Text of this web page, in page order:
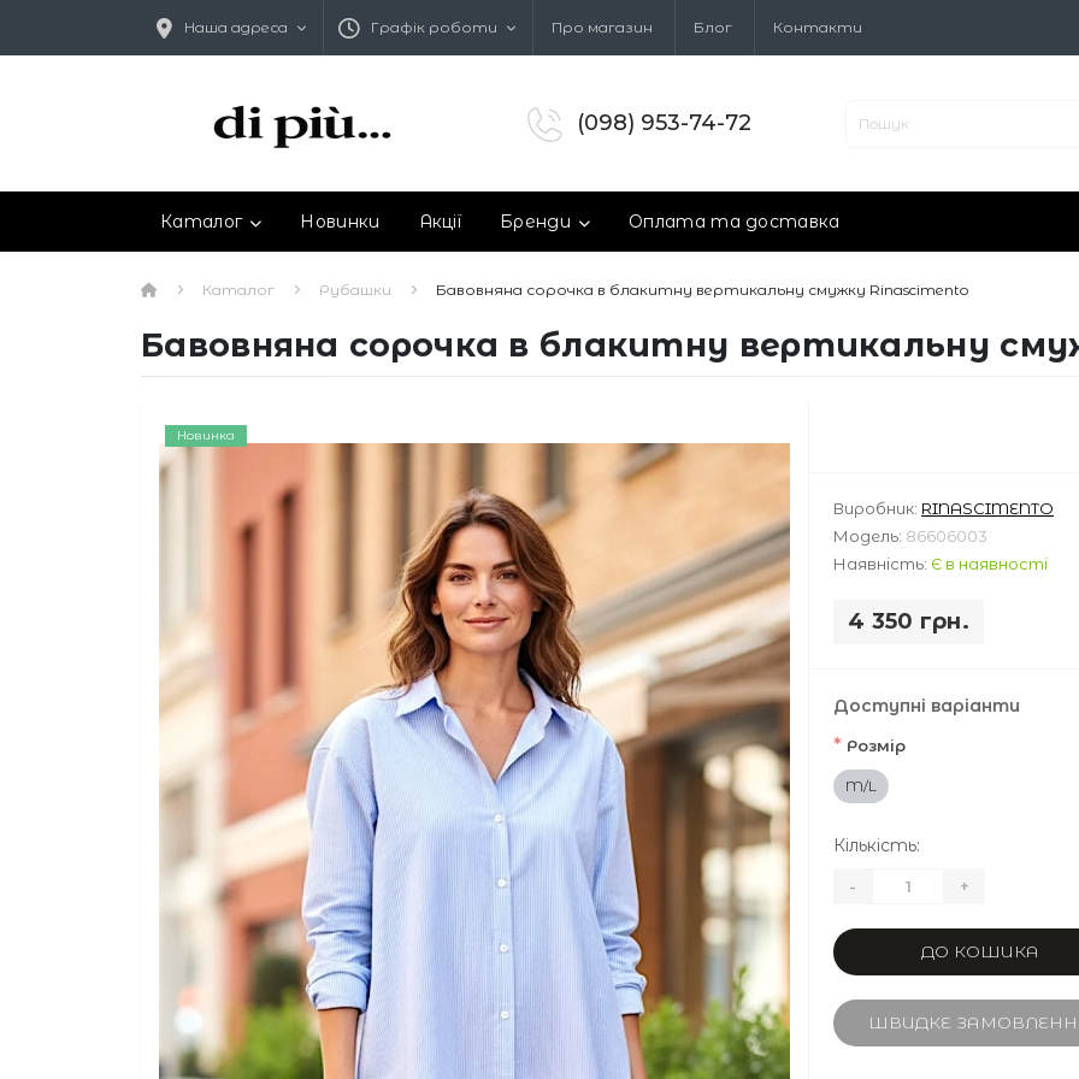
Наша адреса Графік роботи Про магазин Блог Контакти
(098) 953-74-72
Каталог Новинки Акції Бренди Оплата та доставка
Каталог Рубашки Бавовняна сорочка в блакитну вертикальну смужку Rinascimento
Бавовняна сорочка в блакитну вертикальну
Новинка
Виробник: RINASCIMENTO
Модель: 86606003
Наявність: Є в наявності
4 350 грн.
Доступні варіанти
* Розмір
M/L
Кількість:
- +
ДО КОШИКА
ШВИДКЕ